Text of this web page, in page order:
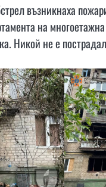
възникнаха
на
Никой не е